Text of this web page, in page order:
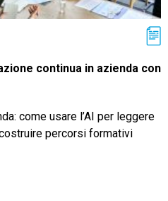
continua in azienda con
come usare l’AI per leggere
percorsi formativi